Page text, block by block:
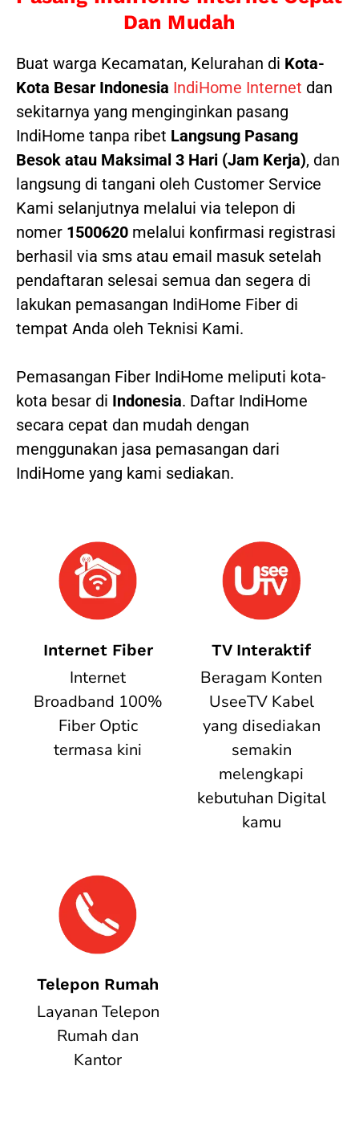
Dan Mudah
Buat warga Kecamatan, Kelurahan di Kota-
Kota Besar Indonesia IndiHome Internet dan
sekitarnya yang menginginkan pasang
IndiHome tanpa ribet Langsung Pasang
Besok atau Maksimal 3 Hari (Jam Kerja), dan
langsung di tangani oleh Customer Service
Kami selanjutnya melalui via telepon di
nomer 1500620 melalui konfirmasi registrasi
berhasil via sms atau email masuk setelah
pendaftaran selesai semua dan segera di
lakukan pemasangan IndiHome Fiber di
tempat Anda oleh Teknisi Kami.
Pemasangan Fiber IndiHome meliputi kota-
kota besar di Indonesia. Daftar IndiHome
secara cepat dan mudah dengan
menggunakan jasa pemasangan dari
IndiHome yang kami sediakan.
Internet Fiber
Internet
Broadband 100%
Fiber Optic
termasa kini
TV Interaktif
Beragam Konten
UseeTV Kabel
yang disediakan
semakin
melengkapi
kebutuhan Digital
kamu
Telepon Rumah
Layanan Telepon
Rumah dan
Kantor